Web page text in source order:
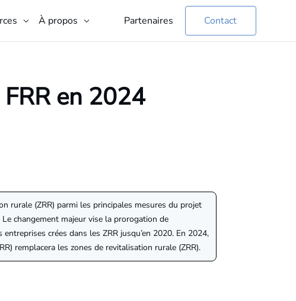
À propos Partenaires Contact
en 2024
rurale (ZRR) parmi les principales mesures du projet
changement majeur vise la prorogation de
crées dans les ZRR jusqu’en 2020. En 2024,
remplacera les zones de revitalisation rurale (ZRR).